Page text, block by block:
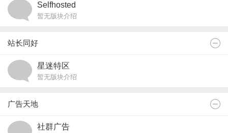
Selfhosted
暂无版块介绍
站长同好
星迷特区
暂无版块介绍
广告天地
社群广告